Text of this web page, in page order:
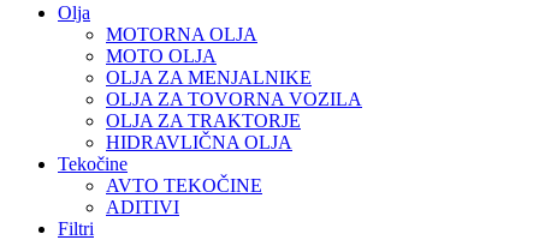
Olja
MOTORNA OLJA
MOTO OLJA
OLJA ZA MENJALNIKE
OLJA ZA TOVORNA VOZILA
OLJA ZA TRAKTORJE
HIDRAVLIČNA OLJA
Tekočine
AVTO TEKOČINE
ADITIVI
Filtri